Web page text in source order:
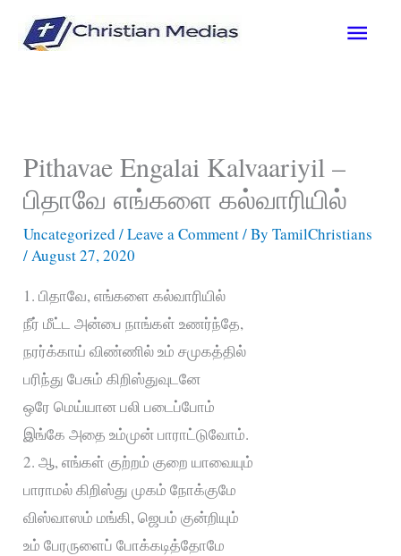
Main
Pithavae Engalai Kalvaariyil –
பிதாவே எங்களை கல்வாரியில்
Uncategorized /Leave a Comment/ ByTamilChristians
/ August 27, 2020
1. பிதாவே, எங்களை கல்வாரியில்
நீர் மீட்ட அன்பை நாங்கள் உணர்ந்தே,
நரர்க்காய் விண்ணில் உம் சமுகத்தில்
பரிந்து பேசும் கிறிஸ்துவுடனே
ஒரே மெய்யான பலி படைப்போம்
இங்கே அதை உம்முன் பாராட்டுவோம்.
2. ஆ, எங்கள் குற்றம் குறை யாவையும்
பாராமல் கிறிஸ்து முகம் நோக்குமே
விஸ்வாஸம் மங்கி, ஜெபம் குன்றியும்
உம் பேரருளைப் போக்கடித்தோமே